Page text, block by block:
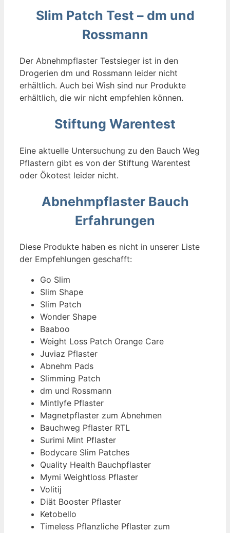
Slim Patch Test – dm und
Rossmann
Der Abnehmpflaster Testsieger ist in den
Drogerien dm und Rossmann leider nicht
erhältlich. Auch bei Wish sind nur Produkte
erhältlich, die wir nicht empfehlen können.
Stiftung Warentest
Eine aktuelle Untersuchung zu den Bauch Weg
Pflastern gibt es von der Stiftung Warentest
oder Ökotest leider nicht.
Abnehmpflaster Bauch
Erfahrungen
Diese Produkte haben es nicht in unserer Liste
der Empfehlungen geschafft:
Go Slim
Slim Shape
Slim Patch
Wonder Shape
Baaboo
Weight Loss Patch Orange Care
Juviaz Pflaster
Abnehm Pads
Slimming Patch
dm und Rossmann
Mintlyfe Pflaster
Magnetpflaster zum Abnehmen
Bauchweg Pflaster RTL
Surimi Mint Pflaster
Bodycare Slim Patches
Quality Health Bauchpflaster
Mymi Weightloss Pflaster
Volitij
Diät Booster Pflaster
Ketobello
Timeless Pflanzliche Pflaster zum